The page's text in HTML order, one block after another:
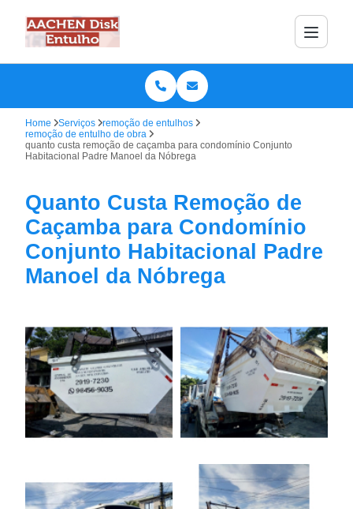
Home Serviços
remoção de entulhos
remoção de entulho de obra
quanto custa remoção de caçamba para condomínio Conjunto
Habitacional Padre Manoel da Nóbrega
Quanto Custa Remoção de
Caçamba para Condomínio
Conjunto Habitacional Padre
Manoel da Nóbrega